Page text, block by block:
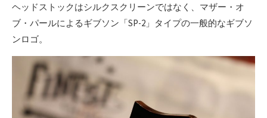
ヘッドストックはシルクスクリーンではなく、マザー・オ
ブ・パールによるギブソン「SP-2」タイプの一般的なギブソ
ンロゴ。